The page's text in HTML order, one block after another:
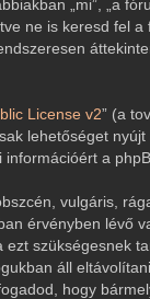
„mi”, „a
ne is keresd fel
License v2” (a
lehetőséget
a
vulgáris,
érvényben lévő
szükségesnek
áll
hogy